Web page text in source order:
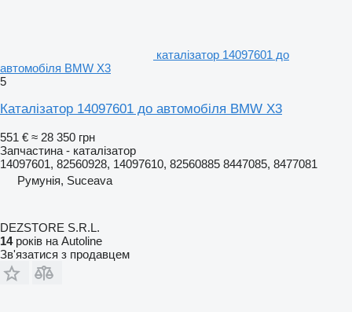
каталізатор 14097601 до
автомобіля BMW X3
5
Каталізатор 14097601 до автомобіля BMW X3
551 € ≈ 28 350 грн
Запчастина - каталізатор
14097601, 82560928, 14097610, 82560885 8447085, 8477081
Румунія, Suceava
DEZSTORE S.R.L.
14років на Autoline
Зв'язатися з продавцем